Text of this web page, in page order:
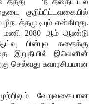
‘நடத்தையியல்
குறிப்பிட்டவகையில்
என்கிறது.
மணி 2080 ஆம் ஆண்டு
பின்புல கதைக்கு
இறுதியில் இலெனின்
செல்வது சுவாரசியமான
வேறுவகையான